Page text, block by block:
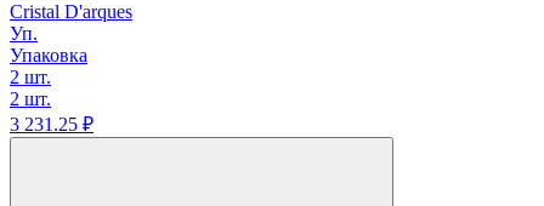
Cristal D'arques
Уп.
Упаковка
2 шт.
2 шт.
3 231.25 ₽